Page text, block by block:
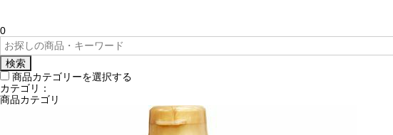
0
検索
商品カテゴリーを選択する
カテゴリ：
商品カテゴリ